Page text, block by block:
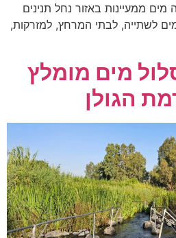
ממעיינות באזור נחל תנינים
לשתייה, לבתי המרחץ, למזרקות,
מים מומלץ
הגולן